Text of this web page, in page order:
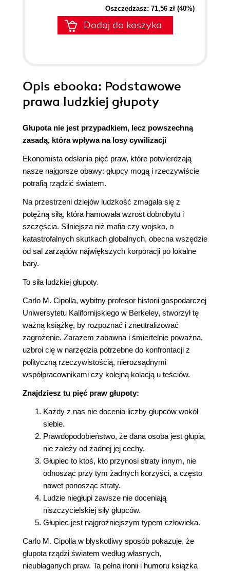
Oszczędzasz: 71,56 zł (40%)
Dodaj do koszyka
Opis ebooka: Podstawowe
prawa ludzkiej głupoty
Głupota nie jest przypadkiem, lecz powszechną
zasadą, która wpływa na losy cywilizacji
Ekonomista odsłania pięć praw, które potwierdzają
nasze najgorsze obawy: głupcy mogą i rzeczywiście
potrafią rządzić światem.
Na przestrzeni dziejów ludzkość zmagała się z
potężną siłą, która hamowała wzrost dobrobytu i
szczęścia. Silniejsza niż mafia czy wojsko, o
katastrofalnych skutkach globalnych, obecna wszędzie
od sal zarządów największych korporacji po lokalne
bary.
To siła ludzkiej głupoty.
Carlo M. Cipolla, wybitny profesor historii gospodarczej
Uniwersytetu Kalifornijskiego w Berkeley, stworzył tę
ważną książkę, by rozpoznać i zneutralizować
zagrożenie. Zarazem zabawna i śmiertelnie poważna,
uzbroi cię w narzędzia potrzebne do konfrontacji z
polityczną rzeczywistością, nierozsądnymi
współpracownikami czy kolejną kolacją u teściów.
Znajdziesz tu pięć praw głupoty:
Każdy z nas nie docenia liczby głupców wokół
siebie.
Prawdopodobieństwo, że dana osoba jest głupia,
nie zależy od żadnej jej cechy.
Głupiec to ktoś, kto przynosi straty innym, nie
odnosząc przy tym żadnych korzyści, a często
nawet ponosząc straty.
Ludzie niegłupi zawsze nie doceniają
niszczycielskiej siły głupców.
Głupiec jest najgroźniejszym typem człowieka.
Carlo M. Cipolla w błyskotliwy sposób pokazuje, że
głupota rządzi światem według własnych,
nieubłaganych praw. Ta pełna ironii i humoru książka